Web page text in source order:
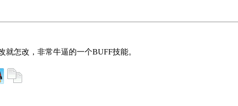
怎改，非常牛逼的一个BUFF技能。